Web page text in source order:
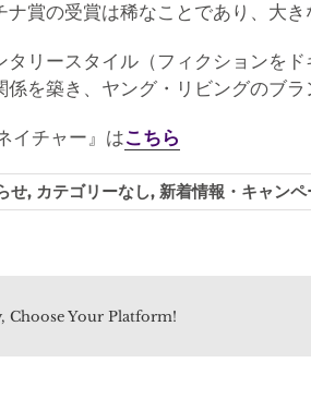
ナ賞の受賞は稀なことであり、大き
タリースタイル（フィクションを
係を築き、ヤング・リビングのブ
イチャー』はこちら
せ, カテゴリーなし, 新着情報・キャンペ
Choose Your Platform!